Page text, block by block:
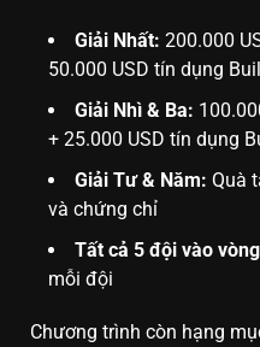
Giải Nhất: 200.000
50.000 USD tín dụng
Giải Nhì & Ba:
+ 25.000 USD tín dụng
Giải Tư & Năm: Quà
và chứng chỉ
Tất cả 5 đội vào
mỗi đội
Chương trình còn hạng